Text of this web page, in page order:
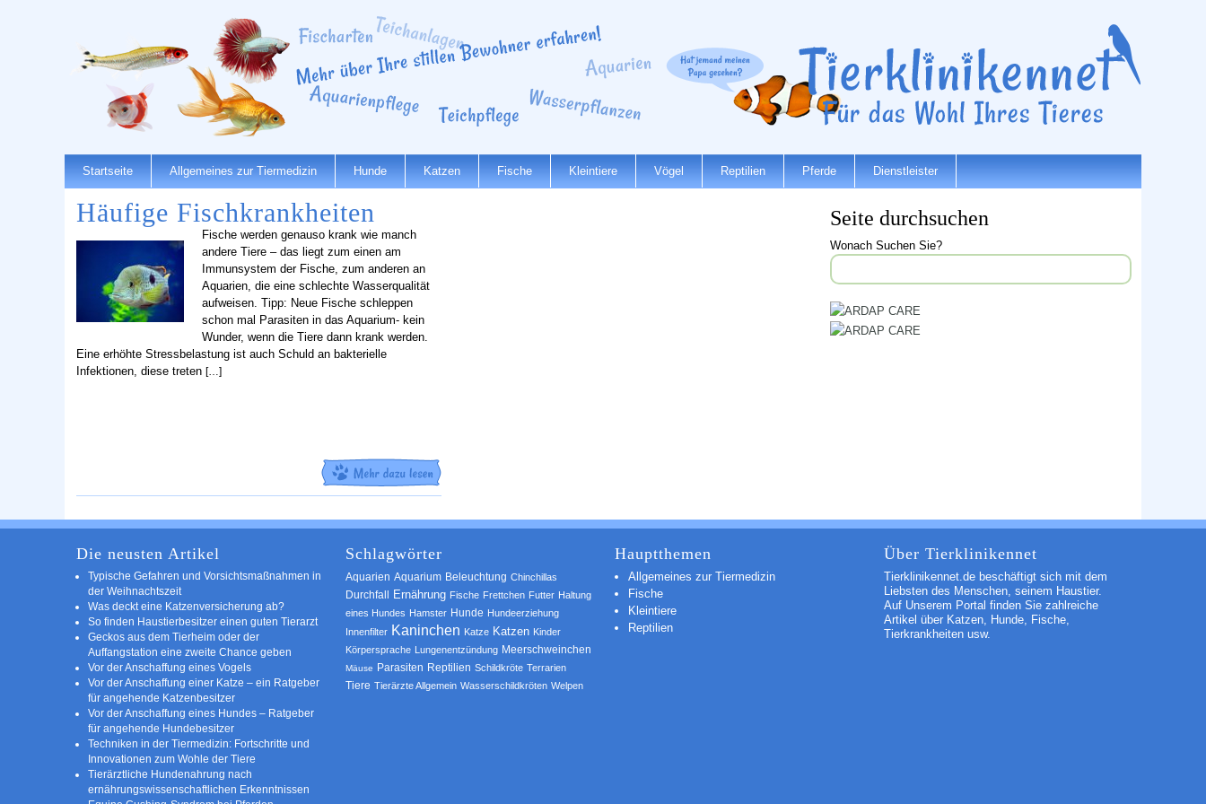
Startseite Allgemeines zur Tiermedizin Hunde Katzen Fische Kleintiere Vögel Reptilien Pferde Dienstleister
Häufige Fischkrankheiten
Fische werden genauso krank wie manch
andere Tiere – das liegt zum einen am
Immunsystem der Fische, zum anderen an
Aquarien, die eine schlechte Wasserqualität
aufweisen. Tipp: Neue Fische schleppen
schon mal Parasiten in das Aquarium- kein
Wunder, wenn die Tiere dann krank werden.
Eine erhöhte Stressbelastung ist auch Schuld an bakterielle
Infektionen, diese treten […]
Seite durchsuchen
Wonach Suchen Sie?
Die neusten Artikel
Typische Gefahren und Vorsichtsmaßnahmen in
der Weihnachtszeit
Was deckt eine Katzenversicherung ab?
So finden Haustierbesitzer einen guten Tierarzt
Geckos aus dem Tierheim oder der
Auffangstation eine zweite Chance geben
Vor der Anschaffung eines Vogels
Vor der Anschaffung einer Katze – ein Ratgeber
für angehende Katzenbesitzer
Vor der Anschaffung eines Hundes – Ratgeber
für angehende Hundebesitzer
Techniken in der Tiermedizin: Fortschritte und
Innovationen zum Wohle der Tiere
Tierärztliche Hundenahrung nach
ernährungswissenschaftlichen Erkenntnissen
Schlagwörter
Aquarien Aquarium Beleuchtung Chinchillas
Durchfall Ernährung Fische Frettchen Futter Haltung
eines Hundes Hamster Hunde Hundeerziehung
Innenfilter Kaninchen Katze Katzen Kinder
Körpersprache Lungenentzündung Meerschweinchen
Mäuse Parasiten Reptilien Schildkröte Terrarien
Tiere Tierärzte Allgemein Wasserschildkröten Welpen
Hauptthemen
Allgemeines zur Tiermedizin
Fische
Kleintiere
Reptilien
Über Tierklinikennet
Tierklinikennet.de beschäftigt sich mit dem
Liebsten des Menschen, seinem Haustier.
Auf Unserem Portal finden Sie zahlreiche
Artikel über Katzen, Hunde, Fische,
Tierkrankheiten usw.